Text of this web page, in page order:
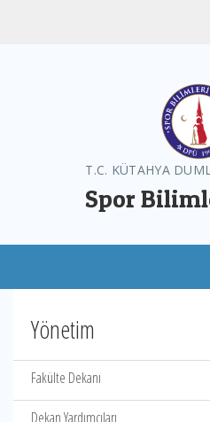
T.C. KÜTAHYA
Spor
Yönetim
Fakülte Dekanı
Dekan Yardımcıları